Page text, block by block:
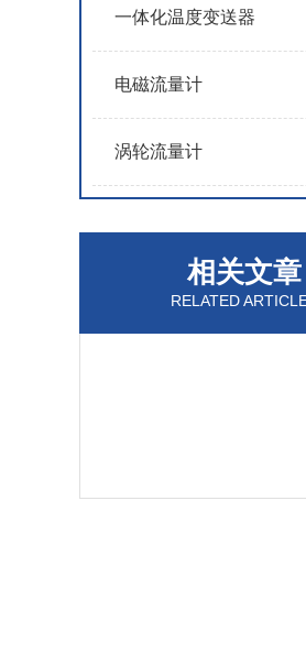
一体化温度变送器
电磁流量计
涡轮流量计
相关文章
RELATED